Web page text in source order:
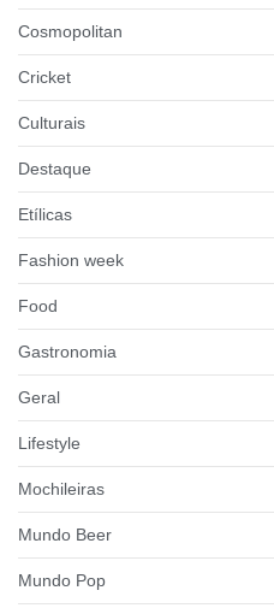
Cosmopolitan
Cricket
Culturais
Destaque
Etílicas
Fashion week
Food
Gastronomia
Geral
Lifestyle
Mochileiras
Mundo Beer
Mundo Pop